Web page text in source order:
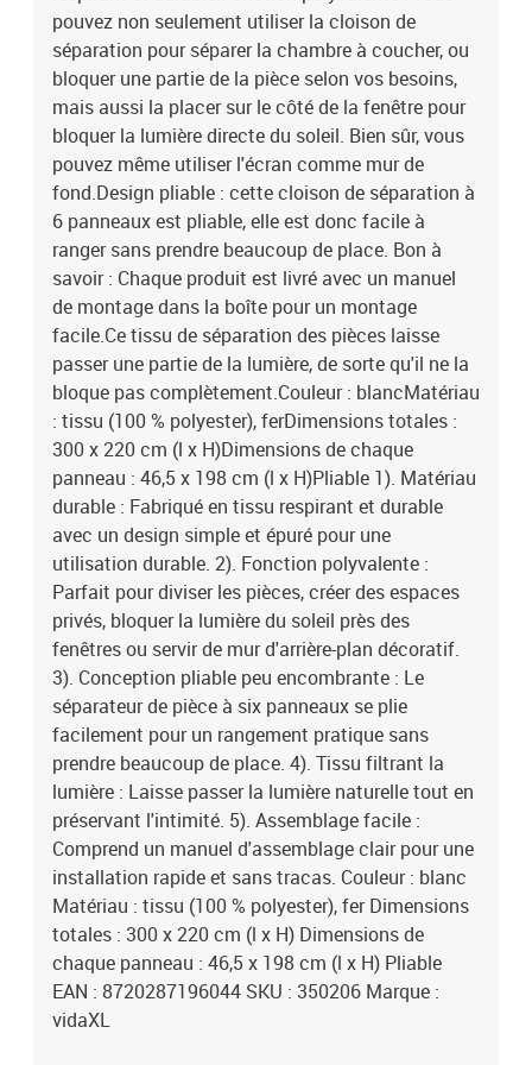
pouvez non seulement utiliser la cloison de
séparation pour séparer la chambre à coucher, ou
bloquer une partie de la pièce selon vos besoins,
mais aussi la placer sur le côté de la fenêtre pour
bloquer la lumière directe du soleil. Bien sûr, vous
pouvez même utiliser l'écran comme mur de
fond.Design pliable : cette cloison de séparation à
6 panneaux est pliable, elle est donc facile à
ranger sans prendre beaucoup de place. Bon à
savoir : Chaque produit est livré avec un manuel
de montage dans la boîte pour un montage
facile.Ce tissu de séparation des pièces laisse
passer une partie de la lumière, de sorte qu'il ne la
bloque pas complètement.Couleur : blancMatériau
: tissu (100 % polyester), ferDimensions totales :
300 x 220 cm (l x H)Dimensions de chaque
panneau : 46,5 x 198 cm (l x H)Pliable 1). Matériau
durable : Fabriqué en tissu respirant et durable
avec un design simple et épuré pour une
utilisation durable. 2). Fonction polyvalente :
Parfait pour diviser les pièces, créer des espaces
privés, bloquer la lumière du soleil près des
fenêtres ou servir de mur d'arrière-plan décoratif.
3). Conception pliable peu encombrante : Le
séparateur de pièce à six panneaux se plie
facilement pour un rangement pratique sans
prendre beaucoup de place. 4). Tissu filtrant la
lumière : Laisse passer la lumière naturelle tout en
préservant l'intimité. 5). Assemblage facile :
Comprend un manuel d'assemblage clair pour une
installation rapide et sans tracas. Couleur : blanc
Matériau : tissu (100 % polyester), fer Dimensions
totales : 300 x 220 cm (l x H) Dimensions de
chaque panneau : 46,5 x 198 cm (l x H) Pliable
EAN : 8720287196044 SKU : 350206 Marque :
vidaXL